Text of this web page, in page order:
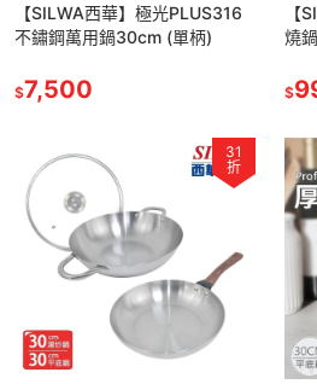
【SILWA西華】極光PLUS316
不鏽鋼萬用鍋30cm (單柄)
$7,500
【
燒
$
31
折